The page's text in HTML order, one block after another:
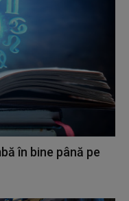
în bine până pe